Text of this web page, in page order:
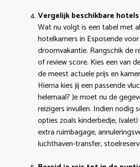
Vergelijk beschikbare hotels
Wat nu volgt is een tabel met
hotelkamers in Esposende
droomvakantie. Rangschik de
of review score. Kies een van
de meest actuele prijs en
Hierna kies jij een passende
helemaal? Je moet nu de
reizigers invullen. Indien nodig
opties zoals kinderbedje,
extra ruimbagage,
luchthaven-transfer,